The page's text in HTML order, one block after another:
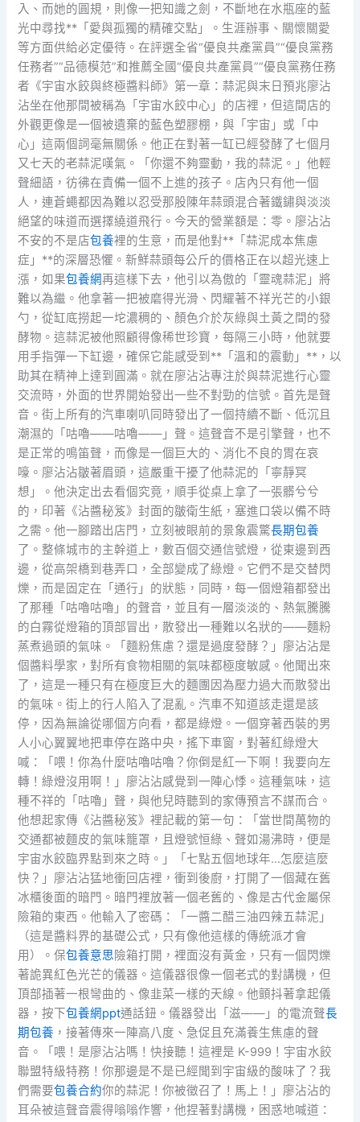
入、而她的圓規，則像一把知識之劍，不斷地在水瓶座的藍
光中尋找**「愛與孤獨的精確交點」。生涯辦事、關懷關愛
等方面供給必定優待。在評選全省“優良共產黨員”“優良黨務
任務者”“品德模范”和推薦全國“優良共產黨員”“優良黨務任務
者《宇宙水餃與終極醬料師》第一章：蒜泥與末日預兆廖沾
沾坐在他那間被稱為「宇宙水餃中心」的店裡，但這間店的
外觀更像是一個被遺棄的藍色塑膠棚，與「宇宙」或「中
心」這兩個詞毫無關係。他正在對著一缸已經發酵了七個月
又七天的老蒜泥嘆氣。「你還不夠靈動，我的蒜泥。」他輕
聲細語，彷彿在責備一個不上進的孩子。店內只有他一個
人，連蒼蠅都因為難以忍受那股陳年蒜頭混合著鐵鏽與淡淡
絕望的味道而選擇繞道飛行。今天的營業額是：零。廖沾沾
不安的不是店包養裡的生意，而是他對**「蒜泥成本焦慮
症」**的深層恐懼。新鮮蒜頭每公斤的價格正在以超光速上
漲，如果包養網再這樣下去，他引以為傲的「靈魂蒜泥」將
難以為繼。他拿著一把被磨得光滑、閃耀著不祥光芒的小銀
勺，從缸底撈起一坨濃稠的、顏色介於灰綠與土黃之間的發
酵物。這蒜泥被他照顧得像稀世珍寶，每隔三小時，他就要
用手指彈一下缸邊，確保它能感受到**「溫和的震動」**，以
助其在精神上達到圓滿。就在廖沾沾專注於與蒜泥進行心靈
交流時，外面的世界開始發出一些不對勁的信號。首先是聲
音。街上所有的汽車喇叭同時發出了一個持續不斷、低沉且
潮濕的「咕嚕——咕嚕——」聲。這聲音不是引擎聲，也不
是正常的鳴笛聲，而像是一個巨大的、消化不良的胃在哀
嚎。廖沾沾皺著眉頭，這嚴重干擾了他蒜泥的「寧靜冥
想」。他決定出去看個究竟，順手從桌上拿了一張髒兮兮
的，印著《沾醬秘笈》封面的皺衛生紙，塞進口袋以備不時
之需。他一腳踏出店門，立刻被眼前的景象震驚長期包養
了。整條城市的主幹道上，數百個交通信號燈，從東邊到西
邊，從高架橋到巷弄口，全部變成了綠燈。它們不是交替閃
爍，而是固定在「通行」的狀態，同時，每一個燈箱都發出
了那種「咕嚕咕嚕」的聲音，並且有一層淡淡的、熱氣騰騰
的白霧從燈箱的頂部冒出，散發出一種難以名狀的——麵粉
蒸煮過頭的氣味。「麵粉焦慮？還是過度發酵？」廖沾沾是
個醬料學家，對所有食物相關的氣味都極度敏感。他聞出來
了，這是一種只有在極度巨大的麵團因為壓力過大而散發出
的氣味。街上的行人陷入了混亂。汽車不知道該走還是該
停，因為無論從哪個方向看，都是綠燈。一個穿著西裝的男
人小心翼翼地把車停在路中央，搖下車窗，對著紅綠燈大
喊：「喂！你為什麼咕嚕咕嚕？你倒是紅一下啊！我要向左
轉！綠燈沒用啊！」廖沾沾感覺到一陣心悸。這種氣味，這
種不祥的「咕嚕」聲，與他兒時聽到的家傳預言不謀而合。
他想起家傳《沾醬秘笈》裡記載的第一句：「當世間萬物的
交通都被麵皮的氣味籠罩，且燈號恒綠、聲如湯沸時，便是
宇宙水餃臨界點到來之時。」「七點五個地球年…怎麼這麼
快？」廖沾沾猛地衝回店裡，衝到後廚，打開了一個藏在舊
冰櫃後面的暗門。暗門裡放著一個老舊的、像是古代金屬保
險箱的東西。他輸入了密碼：「一醬二醋三油四辣五蒜泥」
（這是醬料界的基礎公式，只有像他這樣的傳統派才會
用）。保包養意思險箱打開，裡面沒有黃金，只有一個閃爍
著詭異紅色光芒的儀器。這儀器很像一個老式的對講機，但
頂部插著一根彎曲的、像韭菜一樣的天線。他顫抖著拿起儀
器，按下包養網ppt通話鈕。儀器發出「滋——」的電流聲長
期包養 ，接著傳來一陣高八度、急促且充滿養生焦慮的聲
音。「喂！是廖沾沾嗎！快接聽！這裡是 K-999！宇宙水餃
聯盟特級特務！你那邊是不是已經聞到宇宙級的酸味了？我
們需要包養合約你的蒜泥！你被徵召了！馬上！」廖沾沾的
耳朵被這聲音震得嗡嗡作響，他捏著對講機，困惑地喊道：